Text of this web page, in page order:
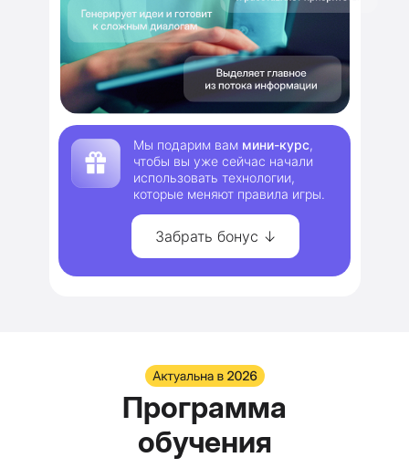
Мы подарим вам мини-курс,
чтобы вы уже сейчас начали
использовать технологии,
которые меняют правила игры.
Забрать бонус ↓
Программа
обучения